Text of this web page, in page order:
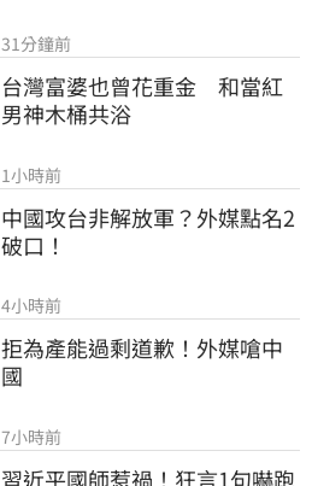
31分鐘前
台灣富婆也曾花重金　和當紅
男神木桶共浴
1小時前
中國攻台非解放軍？外媒點名2
破口！
4小時前
拒為產能過剩道歉！外媒嗆中
國
7小時前
習近平國師惹禍！狂言1句嚇跑